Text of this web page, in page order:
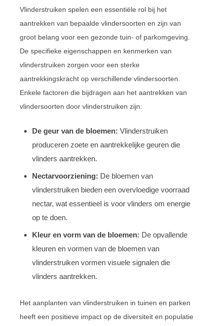
Vlinderstruiken spelen een essentiële rol bij het
aantrekken van bepaalde vlindersoorten en zijn van
groot belang voor een gezonde tuin- of parkomgeving.
De specifieke eigenschappen en kenmerken van
vlinderstruiken zorgen voor een sterke
aantrekkingskracht op verschillende vlindersoorten.
Enkele factoren die bijdragen aan het aantrekken van
vlindersoorten door vlinderstruiken zijn:
De geur van de bloemen: Vlinderstruiken
produceren zoete en aantrekkelijke geuren die
vlinders aantrekken.
Nectarvoorziening: De bloemen van
vlinderstruiken bieden een overvloedige voorraad
nectar, wat essentieel is voor vlinders om energie
op te doen.
Kleur en vorm van de bloemen: De opvallende
kleuren en vormen van de bloemen van
vlinderstruiken vormen visuele signalen die
vlinders aantrekken.
Het aanplanten van vlinderstruiken in tuinen en parken
heeft een positieve impact op de diversiteit en populatie